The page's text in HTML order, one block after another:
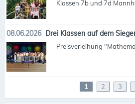
Klassen 7b und 7d
08.06.2026 Drei Klassen auf dem
Preisverleihung
1 2 3